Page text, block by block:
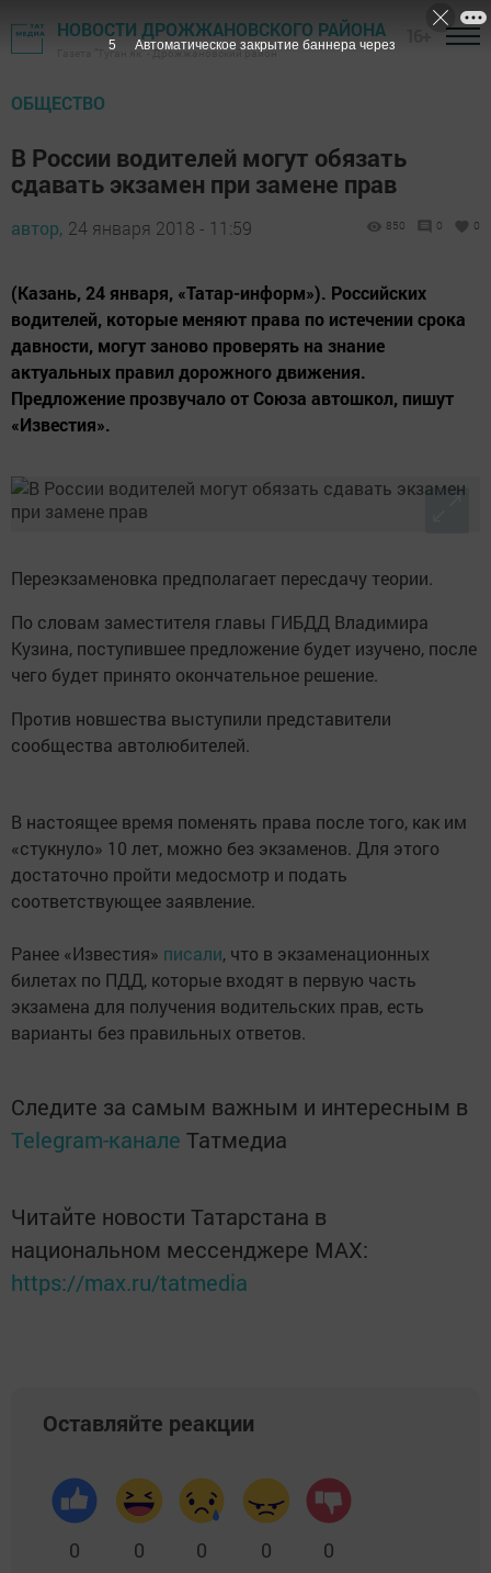
НОВОСТИ ДРОЖЖАНОВСКОГО РАЙОНА
Газета "Туган як" - Дрожжановский район
ОБЩЕСТВО
В России водителей могут обязать
сдавать экзамен при замене прав
автор, 24 января 2018 - 11:59 850 0 0
(Казань, 24 января, «Татар-информ»). Российских
водителей, которые меняют права по истечении срока
давности, могут заново проверять на знание
актуальных правил дорожного движения.
Предложение прозвучало от Союза автошкол, пишут
«Известия».
Переэкзаменовка предполагает пересдачу теории.
По словам заместителя главы ГИБДД Владимира
Кузина, поступившее предложение будет изучено, после
чего будет принято окончательное решение.
Против новшества выступили представители
сообщества автолюбителей.
В настоящее время поменять права после того, как им
«стукнуло» 10 лет, можно без экзаменов. Для этого
достаточно пройти медосмотр и подать
соответствующее заявление.
Ранее «Известия» писали, что в экзаменационных
билетах по ПДД, которые входят в первую часть
экзамена для получения водительских прав, есть
варианты без правильных ответов.
Следите за самым важным и интересным в
Telegram-канале Татмедиа
Читайте новости Татарстана в
национальном мессенджере MАХ:
https://max.ru/tatmedia
Оставляйте реакции
0 0 0 0 0
4 Автоматическое закрытие баннера через